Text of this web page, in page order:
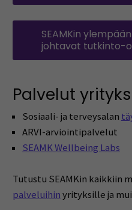
SEAMKin
johtavat tutkinto-
Palvelut
Sosiaali- ja terveysalan
ARVI-arviointipalvelut
SEAMK Wellbeing Labs
Tutustu SEAMKin kaikkiin
palveluihinyrityksille ja